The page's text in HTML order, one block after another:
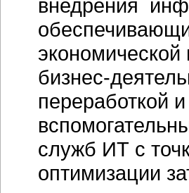
внедрения
бизнес-
переработкой
служб ИТ с
оптимизации